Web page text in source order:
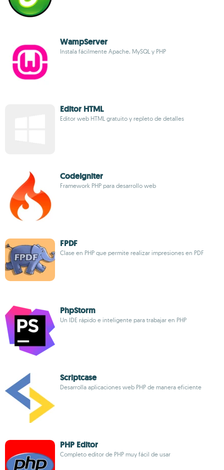
WampServer
Instala fácilmente Apache, MySQL y PHP
Editor HTML
Editor web HTML gratuito y repleto de detalles
CodeIgniter
Framework PHP para desarrollo web
FPDF
Clase en PHP que permite realizar impresiones en PDF
PhpStorm
Un IDE rápido e inteligente para trabajar en PHP
Scriptcase
Desarrolla aplicaciones web PHP de manera eficiente
PHP Editor
Completo editor de PHP muy fácil de usar